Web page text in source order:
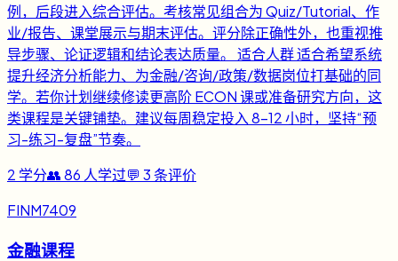
例，后段进入综合评估。考核常见组合为 Quiz/Tutorial、作
业/报告、课堂展示与期末评估。评分除正确性外，也重视推
导步骤、论证逻辑和结论表达质量。 适合人群 适合希望系统
提升经济分析能力、为金融/咨询/政策/数据岗位打基础的同
学。若你计划继续修读更高阶 ECON 课或准备研究方向，这
类课程是关键铺垫。建议每周稳定投入 8-12 小时，坚持“预
习-练习-复盘”节奏。
2 学分👥86 人学过💬 3条评价
FINM7409
金融课程